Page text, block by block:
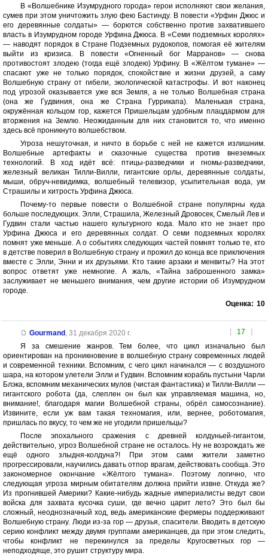
В «Волшебнике Изумрудного города» герои исполняют свои желания,
сумев при этом уничтожить злую фею Бастинду. В повести «Урфин Джюс и
его деревянные солдаты» — борются собственно против захватившего
власть в Изумрудном городе Урфина Джюса. В «Семи подземных королях»
— наводят порядок в Стране Подземных рудокопов, помогая её жителям
выйти из кризиса. В повести «Огненный бог Марранов» — снова
противостоят злодею (тогда ещё злодею) Урфину. В «Жёлтом тумане» —
спасают уже не только порядок, спокойствие и жизни друзей, а саму
Волшебную страну от гибели, экологической катастрофы. И вот наконец
под угрозой оказывается уже вся Земля, а не только Волшебная страна
(она же Гудвиния, она же Страна Гуррикапа). Маленькая страна,
окружённая кольцом гор, кажется Пришельцам удобным плацдармом для
вторжения на Землю. Неожиданным для них становится то, что именно
здесь всё проникнуто волшебством.
Угроза нешуточная, и ничто в борьбе с ней не кажется излишним.
Волшебные артефакты и сказочные существа против внеземных
технологий. В ход идёт всё: птицы-разведчики и гномы-разведчики,
железный великан Тилли-Вилли, гигантские орлы, деревянные солдаты,
мыши, обруч-невидимка, волшебный телевизор, усыпительная вода, ум
Страшилы и хитрость Урфина Джюса.
Почему-то первые повести о Волшебной стране популярны куда
больше последующих. Элли, Страшила, Железный Дровосек, Смелый Лев и
Гудвин стали частью нашего культурного кода. Мало кто не знает про
Урфина Джюса и его деревянных солдат. О семи подземных королях
помнят уже меньше. А о событиях следующих частей помнят только те, кто
в детстве поверил в Волшебную страну и прожил до конца все приключения
вместе с Элли, Энни и их друзьями. Кто такие арзаки и менвиты? На этот
вопрос ответят уже немногие. А жаль, «Тайна заброшенного замка»
заслуживает не меньшего внимания, чем другие истории об Изумрудном
городе.
Оценка: 10
[ 17 ]
Gourmand , 31 декабря 2020 г.
Я за смешение жанров. Тем более, что цикл изначально был
ориентирован на проникновение в волшебную страну современных людей
и современной техники. Вспомним, с чего цикл начинался — с воздушного
шара, на котором улетели Элли и Гудвин. Вспомним корабль пустыни Чарли
Блэка, вспомним механических мулов (чистая фантастика) и Тилли-Вилли —
гигантского робота (да, слеплен он был как управляемая машина, но,
внимание!, благодаря магии Волшебной страны, обрёл самосознание).
Извините, если уж вам такая техномагия, или, вернее, роботомагия,
пришлась по вкусу, то чем же не угодили пришельцы?
После эпохального сражения с древней колдуньей-гигантом,
действительно, угроз Волшебной стране не осталось. Ну не возрождать же
ещё одного злыдня-колдуна?! При этом сами жители заметно
прогрессировали, научились давать отпор врагам, действовать сообща. Это
закономерное окончание «Жёлтого тумана». Поэтому логично, что
следующая угроза мирным обитателям должна прийти извне. Откуда же?
Из прогнившей Америки? Какие-нибудь жадные империалисты ведут свои
войска для захвата кусочка суши, где вечно царит лето? Это был бы
сложный, неоднозначный ход, ведь американские фермеры поддерживают
Волшебную страну. Люди из-за гор — друзья, спасители. Вводить в детскую
серию конфликт между двумя группами американцев, да при этом следить,
чтобы конфликт не перекинулся за пределы Кругосветных гор —
неподходяще, это рушит структуру мира.